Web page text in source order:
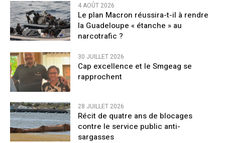
4 AOÛT 2026
Le plan Macron réussira-t-il à rendre
la Guadeloupe « étanche » au
narcotrafic ?
30 JUILLET 2026
Cap excellence et le Smgeag se
rapprochent
28 JUILLET 2026
Récit de quatre ans de blocages
contre le service public anti-
sargasses